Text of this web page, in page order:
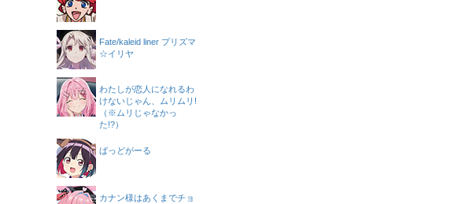
Fate/kaleid liner プリズマ
☆イリヤ
わたしが恋人になれるわ
けないじゃん、ムリムリ!
（※ムリじゃなかっ
た!?）
ばっどがーる
カナン様はあくまでチョ